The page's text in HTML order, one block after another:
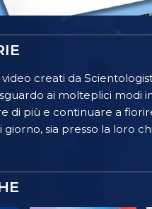
video creati da
ai molteplici modi
di più e continuare a
sia presso la loro